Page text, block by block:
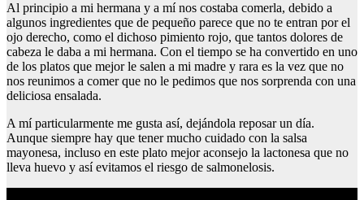
Al principio a mi hermana y a mí nos costaba comerla, debido a
algunos ingredientes que de pequeño parece que no te entran por el
ojo derecho, como el dichoso pimiento rojo, que tantos dolores de
cabeza le daba a mi hermana. Con el tiempo se ha convertido en uno
de los platos que mejor le salen a mi madre y rara es la vez que no
nos reunimos a comer que no le pedimos que nos sorprenda con una
deliciosa ensalada.
A mí particularmente me gusta así, dejándola reposar un día.
Aunque siempre hay que tener mucho cuidado con la salsa
mayonesa, incluso en este plato mejor aconsejo la lactonesa que no
lleva huevo y así evitamos el riesgo de salmonelosis.